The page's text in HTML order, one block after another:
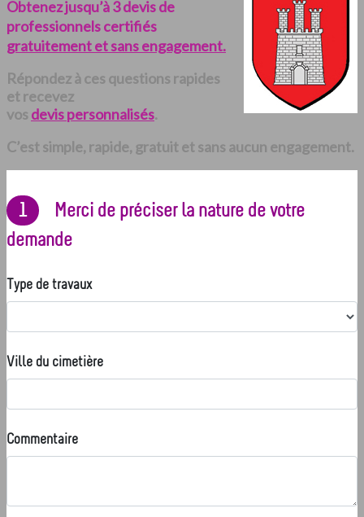
Obtenez jusqu’à 3 devis de
professionnels certifiés
gratuitement et sans engagement.
Répondez à ces questions rapides
et recevez
vos devis personnalisés.
C’est simple, rapide, gratuit et sans aucun engagement.